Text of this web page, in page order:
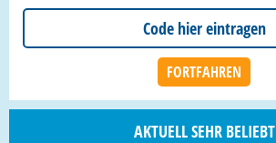
AKTUELL SEHR BELIEBT